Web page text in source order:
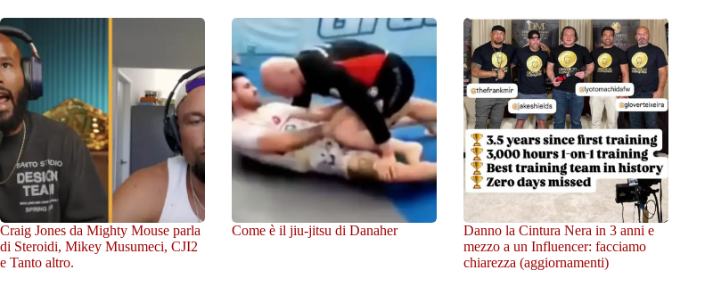
Craig Jones da Mighty Mouse parla
di Steroidi, Mikey Musumeci, CJI2
e Tanto altro.
Come è il jiu-jitsu di Danaher
Danno la Cintura Nera in 3 anni e
mezzo a un Influencer: facciamo
chiarezza (aggiornamenti)